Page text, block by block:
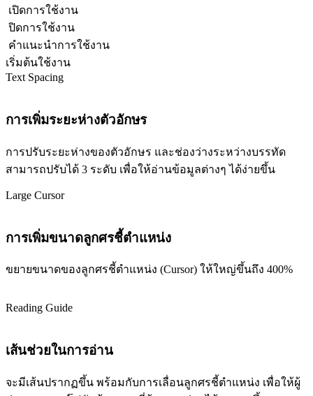
เปิดการใช้งาน
ปิดการใช้งาน
คำแนะนำการใช้งาน
เริ่มต้นใช้งาน
Text Spacing
การเพิ่มระยะห่างตัวอักษร
การปรับระยะห่างของตัวอักษร และช่องว่างระหว่างบรรทัด
สามารถปรับได้ 3 ระดับ เพื่อให้อ่านข้อมูลต่างๆ ได้ง่ายขึ้น
Large Cursor
การเพิ่มขนาดลูกศรชี้ตำแหน่ง
ขยายขนาดของลูกศรชี้ตำแหน่ง (Cursor) ให้ใหญ่ขึ้นถึง 400%
Reading Guide
เส้นช่วยในการอ่าน
จะมีเส้นปรากฏขึ้น พร้อมกับการเลื่อนลูกศรชี้ตำแหน่ง เพื่อให้ผู้